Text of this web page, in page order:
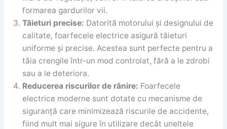
formarea gardurilor vii.
Tăieturi precise: Datorită motorului și designului de
calitate, foarfecele electrice asigură tăieturi
uniforme și precise. Acestea sunt perfecte pentru a
tăia crengile într-un mod controlat, fără a le zdrobi
sau a le deteriora.
Reducerea riscurilor de rănire: Foarfecele
electrice moderne sunt dotate cu mecanisme de
siguranță care minimizează riscurile de accidente,
fiind mult mai sigure în utilizare decât uneltele